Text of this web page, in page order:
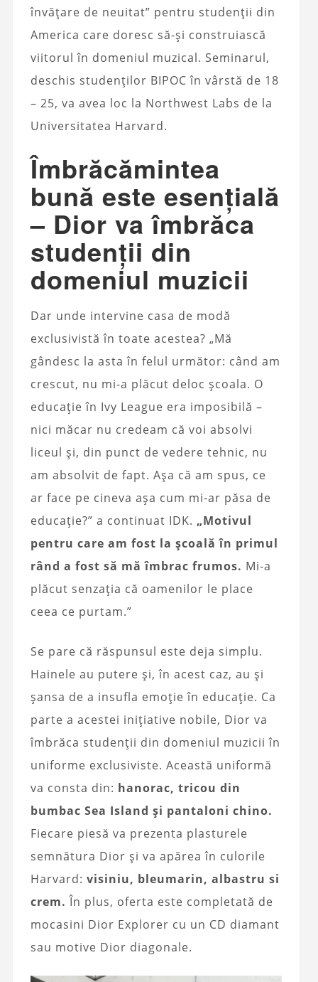
învățare de neuitat” pentru studenții din
America care doresc să-și construiască
viitorul în domeniul muzical. Seminarul,
deschis studenților BIPOC în vârstă de 18
– 25, va avea loc la Northwest Labs de la
Universitatea Harvard.
Îmbrăcămintea
bună este esențială
– Dior va îmbrăca
studenții din
domeniul muzicii
Dar unde intervine casa de modă
exclusivistă în toate acestea? „Mă
gândesc la asta în felul următor: când am
crescut, nu mi-a plăcut deloc școala. O
educație în Ivy League era imposibilă –
nici măcar nu credeam că voi absolvi
liceul și, din punct de vedere tehnic, nu
am absolvit de fapt. Așa că am spus, ce
ar face pe cineva așa cum mi-ar păsa de
educație?” a continuat IDK. „Motivul
pentru care am fost la școală în primul
rând a fost să mă îmbrac frumos. Mi-a
plăcut senzația că oamenilor le place
ceea ce purtam.”
Se pare că răspunsul este deja simplu.
Hainele au putere și, în acest caz, au și
șansa de a insufla emoție în educație. Ca
parte a acestei inițiative nobile, Dior va
îmbrăca studenții din domeniul muzicii în
uniforme exclusiviste. Această uniformă
va consta din: hanorac, tricou din
bumbac Sea Island și pantaloni chino.
Fiecare piesă va prezenta plasturele
semnătura Dior și va apărea în culorile
Harvard: visiniu, bleumarin, albastru si
crem. În plus, oferta este completată de
mocasini Dior Explorer cu un CD diamant
sau motive Dior diagonale.